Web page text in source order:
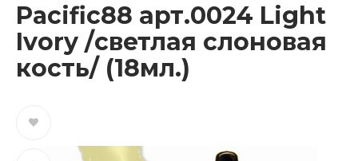
Pacific88 арт.0024 Light
Ivory /светлая слоновая
кость/ (18мл.)